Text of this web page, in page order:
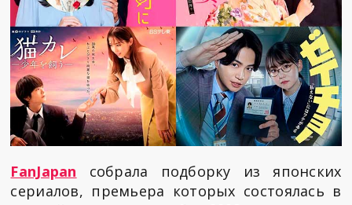
FanJapan собрала подборку из японских
сериалов, премьера которых состоялась в